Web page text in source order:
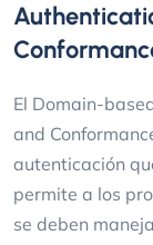
El Domain-
and
autenticación
permite a los
se deben